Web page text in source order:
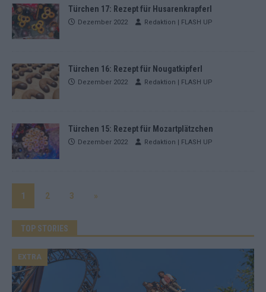
Türchen 17: Rezept für Husarenkrapferl
Dezember 2022 Redaktion | FLASH UP
Türchen 16: Rezept für Nougatkipferl
Dezember 2022 Redaktion | FLASH UP
Türchen 15: Rezept für Mozartplätzchen
Dezember 2022 Redaktion | FLASH UP
1 2 3 »
TOP STORIES
EXTRA